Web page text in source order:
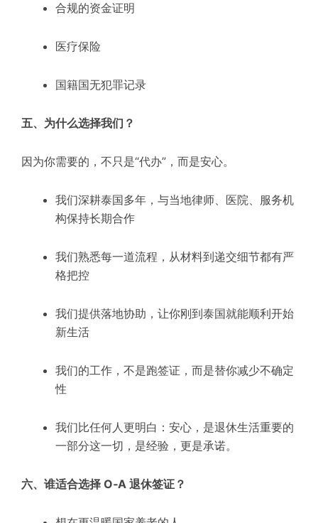
合规的资金证明
医疗保险
国籍国无犯罪记录
五、为什么选择我们？
因为你需要的，不只是“代办”，而是安心。
我们深耕泰国多年，与当地律师、医院、服务机
构保持长期合作
我们熟悉每一道流程，从材料到递交细节都有严
格把控
我们提供落地协助，让你刚到泰国就能顺利开始
新生活
我们的工作，不是跑签证，而是替你减少不确定
性
我们比任何人更明白：安心，是退休生活重要的
一部分这一切，是经验，更是承诺。
六、谁适合选择 O‑A 退休签证？